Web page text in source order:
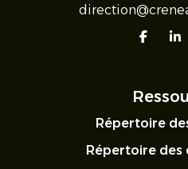
facebook
Répertoire
Répertoire des